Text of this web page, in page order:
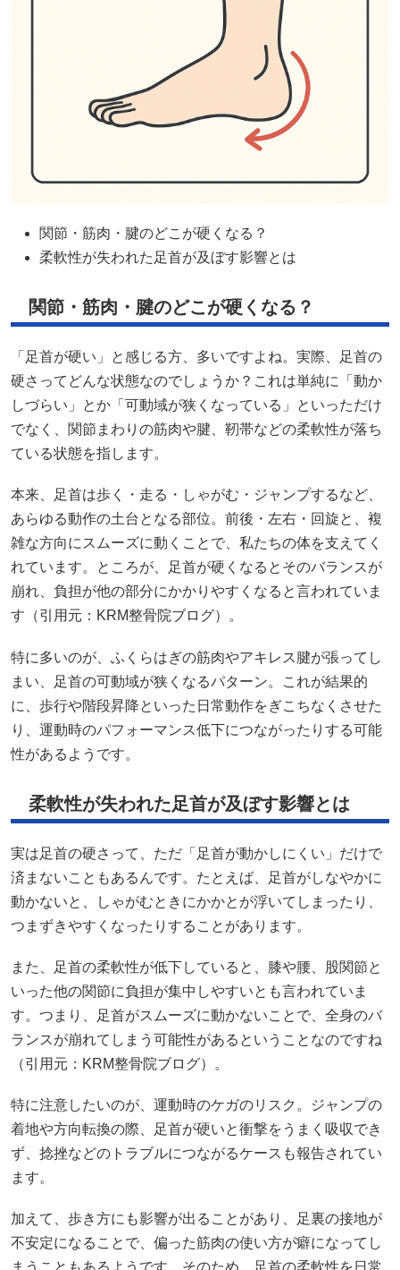
関節・筋肉・腱のどこが硬くなる？
柔軟性が失われた足首が及ぼす影響とは
関節・筋肉・腱のどこが硬くなる？
「足首が硬い」と感じる方、多いですよね。実際、足首の
硬さってどんな状態なのでしょうか？これは単純に「動か
しづらい」とか「可動域が狭くなっている」といっただけ
でなく、関節まわりの筋肉や腱、靭帯などの柔軟性が落ち
ている状態を指します。
本来、足首は歩く・走る・しゃがむ・ジャンプするなど、
あらゆる動作の土台となる部位。前後・左右・回旋と、複
雑な方向にスムーズに動くことで、私たちの体を支えてく
れています。ところが、足首が硬くなるとそのバランスが
崩れ、負担が他の部分にかかりやすくなると言われていま
す（引用元： KRM整骨院ブログ）。
特に多いのが、ふくらはぎの筋肉やアキレス腱が張ってし
まい、足首の可動域が狭くなるパターン。これが結果的
に、歩行や階段昇降といった日常動作をぎこちなくさせた
り、運動時のパフォーマンス低下につながったりする可能
性があるようです。
柔軟性が失われた足首が及ぼす影響とは
実は足首の硬さって、ただ「足首が動かしにくい」だけで
済まないこともあるんです。たとえば、足首がしなやかに
動かないと、しゃがむときにかかとが浮いてしまったり、
つまずきやすくなったりすることがあります。
また、足首の柔軟性が低下していると、膝や腰、股関節と
いった他の関節に負担が集中しやすいとも言われていま
す。つまり、足首がスムーズに動かないことで、全身のバ
ランスが崩れてしまう可能性があるということなのですね
（引用元： KRM整骨院ブログ）。
特に注意したいのが、運動時のケガのリスク。ジャンプの
着地や方向転換の際、足首が硬いと衝撃をうまく吸収でき
ず、捻挫などのトラブルにつながるケースも報告されてい
ます。
加えて、歩き方にも影響が出ることがあり、足裏の接地が
不安定になることで、偏った筋肉の使い方が癖になってし